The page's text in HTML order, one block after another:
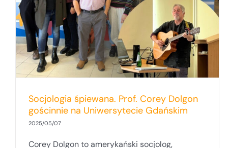
Socjologia śpiewana. Prof. Corey Dolgon
gościnnie na Uniwersytecie Gdańskim
2025/05/07
Corey Dolgon to amerykański socjolog,